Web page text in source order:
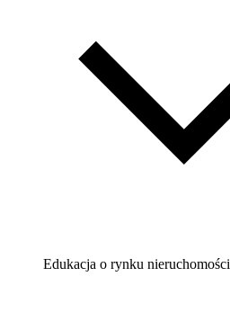
Edukacja o rynku nieruchomości